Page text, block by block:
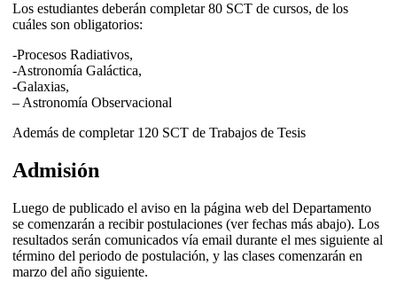
Los estudiantes deberán completar 80 SCT de cursos, de los
cuáles son obligatorios:
-Procesos Radiativos,
-Astronomía Galáctica,
-Galaxias,
– Astronomía Observacional
Además de completar 120 SCT de Trabajos de Tesis
Admisión
Luego de publicado el aviso en la página web del Departamento
se comenzarán a recibir postulaciones (ver fechas más abajo). Los
resultados serán comunicados vía email durante el mes siguiente al
término del periodo de postulación, y las clases comenzarán en
marzo del año siguiente.